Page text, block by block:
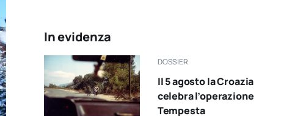
In evidenza
DOSSIER
Il 5 agosto la Croazia
celebra l’operazione
Tempesta